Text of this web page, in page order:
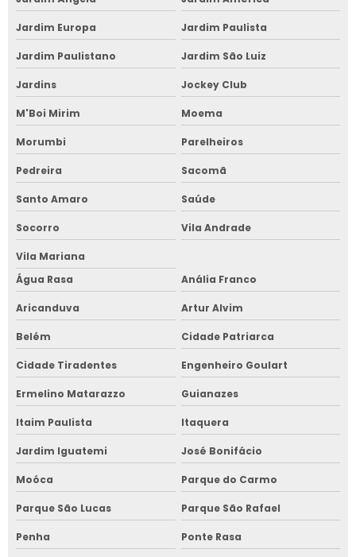
Jardim Europa Jardim Paulista
Jardim Paulistano Jardim São Luiz
Jardins Jockey Club
M'Boi Mirim Moema
Morumbi Parelheiros
Pedreira Sacomã
Santo Amaro Saúde
Socorro Vila Andrade
Vila Mariana
Água Rasa
Anália Franco
Aricanduva Artur Alvim
Belém Cidade Patriarca
Cidade Tiradentes Engenheiro Goulart
Ermelino Matarazzo Guianazes
Itaim Paulista Itaquera
Jardim Iguatemi José Bonifácio
Moóca Parque do Carmo
Parque São Lucas Parque São Rafael
Penha Ponte Rasa